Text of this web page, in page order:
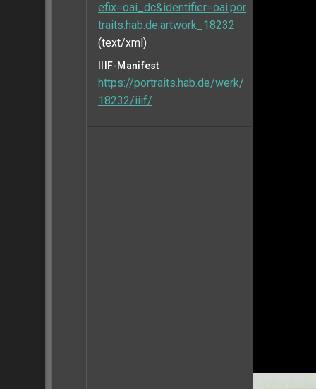
efix=oai_dc&identifier=oai:por
traits.hab.de:artwork_18232
(text/xml)
IIIF-Manifest
https://portraits.hab.de/werk/
18232/iiif/